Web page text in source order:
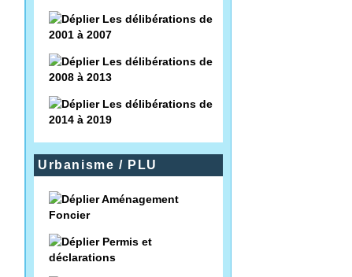
Les délibérations de
2001 à 2007
Les délibérations de
2008 à 2013
Les délibérations de
2014 à 2019
Urbanisme / PLU
Aménagement
Foncier
Permis et
déclarations